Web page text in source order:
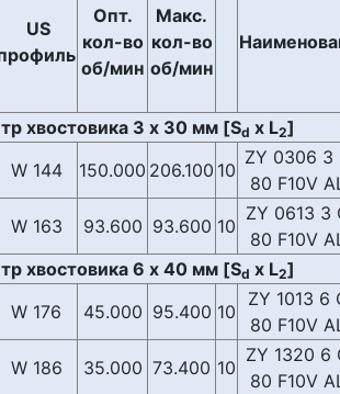
US
Опт.
кол-во
об/мин
Макс.
кол-во
об/мин
хвостовика 3 x 30 мм [Sd x L2]
W 144 150.000 206.100 10
ZY 0306 3
80 F10V
W 163 93.600 93.600 10
ZY 0613 3
80 F10V
хвостовика 6 x 40 мм [Sd x L2]
W 176 45.000 95.400 10
ZY 1013 6
80 F10V
W 186 35.000 73.400 10
ZY 1320 6
80 F10V